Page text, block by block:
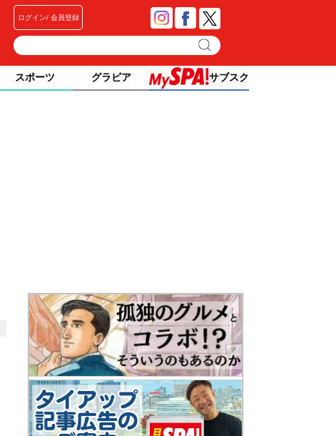
ログイン 会員登録
スポーツ グラビア サブスク